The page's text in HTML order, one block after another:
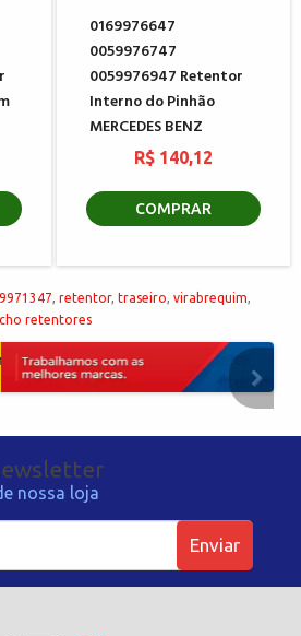
0169976647
0059976747
0059976947 Retentor
Interno do Pinhão
MERCEDES BENZ
R$ 140,12
COMPRAR
, retentor, traseiro, virabrequim,
cho retentores
nossa loja
Enviar